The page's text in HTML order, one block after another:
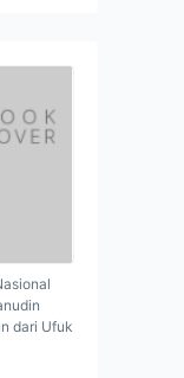
dari Ufuk